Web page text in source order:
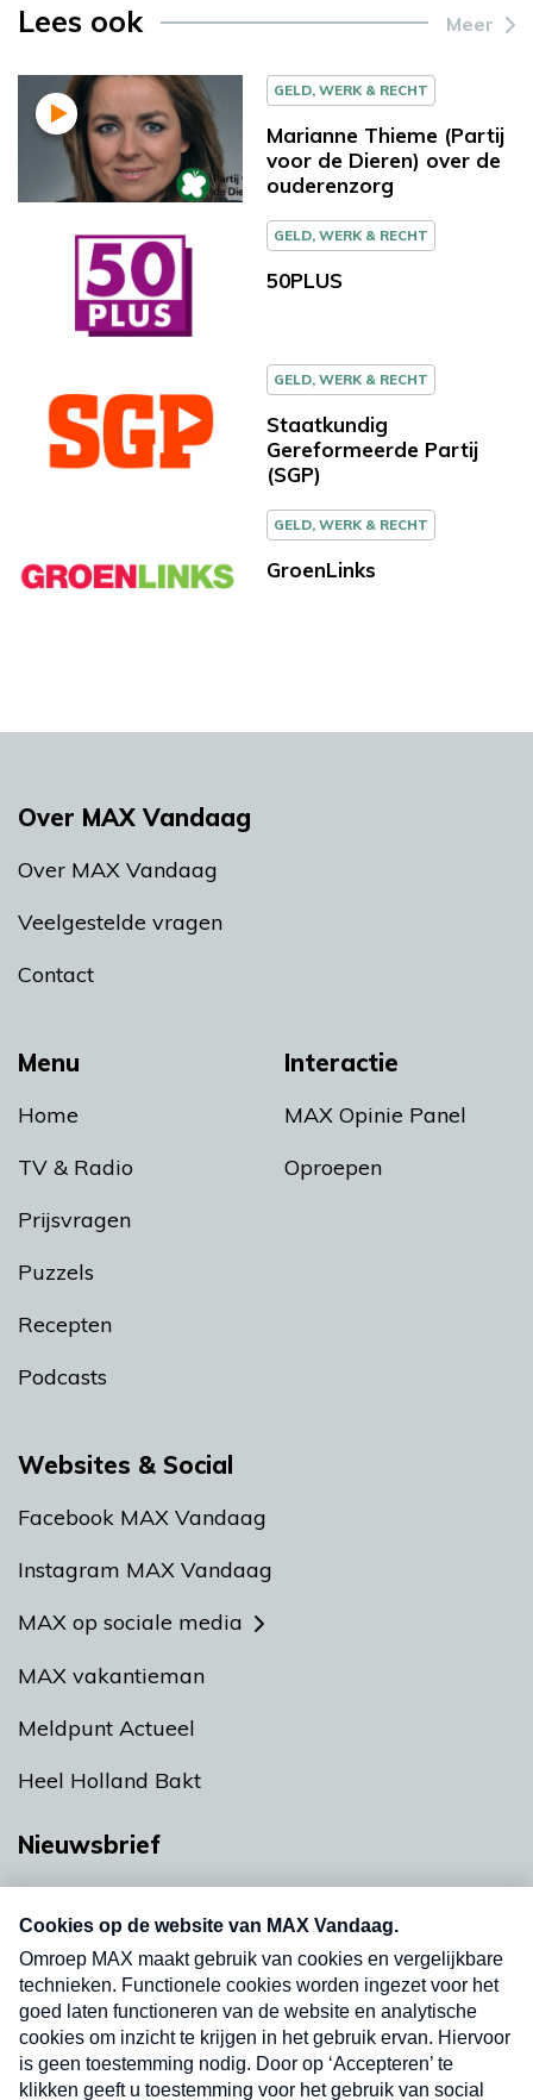
Lees ook Meer
GELD, WERK & RECHT
Marianne Thieme (Partij
voor de Dieren) over de
ouderenzorg
GELD, WERK & RECHT
50PLUS
GELD, WERK & RECHT
Staatkundig
Gereformeerde Partij
(SGP)
GELD, WERK & RECHT
GroenLinks
Menu
Home
TV & Radio
Prijsvragen
Puzzels
Recepten
Podcasts
Interactie
MAX Opinie Panel
Oproepen
Over MAX Vandaag
Over MAX Vandaag
Veelgestelde vragen
Contact
Websites & Social
Facebook MAX Vandaag
Instagram MAX Vandaag
MAX op sociale media
MAX vakantieman
Meldpunt Actueel
Heel Holland Bakt
Nieuwsbrief
nieuwsbrief. Elke vrijdag- en dinsdagochtend in
uw mailbox.
Verzend